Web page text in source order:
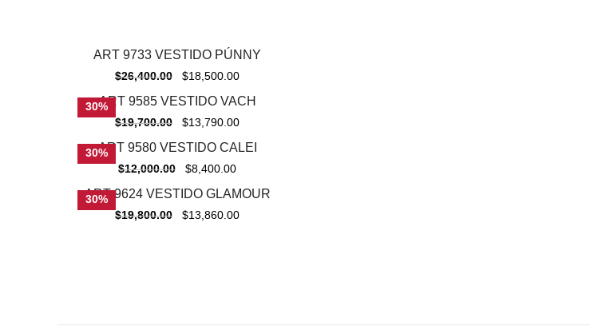
-30%
ART 9733 VESTIDO PÚNNY
$26,400.00 $18,500.00
30%ART 9585 VESTIDO VACH
$19,700.00 $13,790.00
30%ART 9580 VESTIDO CALEI
$12,000.00 $8,400.00
30%
ART 9624 VESTIDO GLAMOUR
$19,800.00 $13,860.00